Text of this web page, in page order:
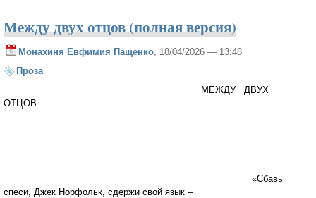
Между двух отцов (полная версия)
Монахиня Евфимия Пащенко, 18/04/2026 — 13:48
Проза
МЕЖДУ ДВУХ
ОТЦОВ.
«Сбавь
спеси, Джек Норфольк, сдержи свой язык –